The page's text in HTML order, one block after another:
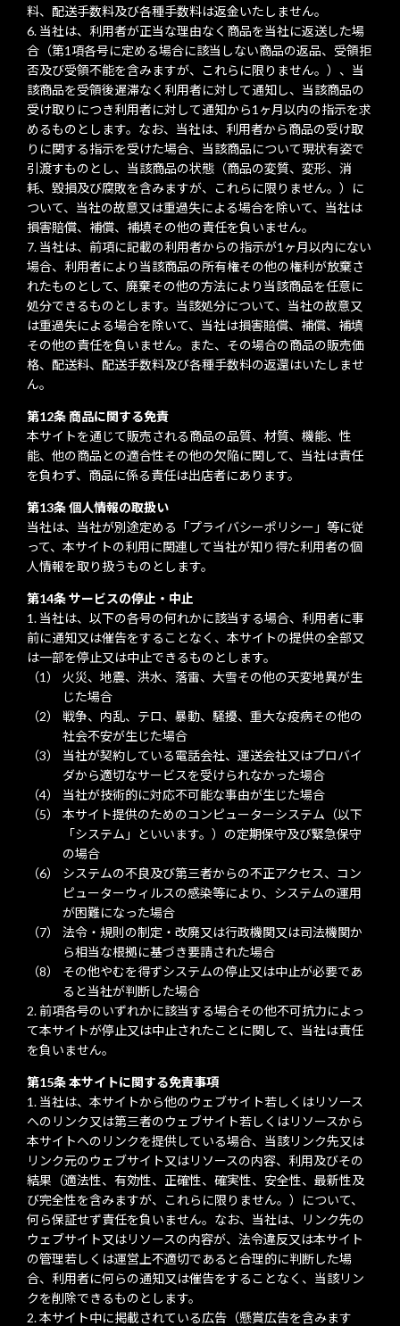
料、配送手数料及び各種手数料は返金いたしません。
当社は、利用者が正当な理由なく商品を当社に返送した場
合（第1項各号に定める場合に該当しない商品の返品、受領拒
否及び受領不能を含みますが、これらに限りません。）、当
該商品を受領後遅滞なく利用者に対して通知し、当該商品の
受け取りにつき利用者に対して通知から1ヶ月以内の指示を求
めるものとします。なお、当社は、利用者から商品の受け取
りに関する指示を受けた場合、当該商品について現状有姿で
引渡すものとし、当該商品の状態（商品の変質、変形、消
耗、毀損及び腐敗を含みますが、これらに限りません。）に
ついて、当社の故意又は重過失による場合を除いて、当社は
損害賠償、補償、補填その他の責任を負いません。
当社は、前項に記載の利用者からの指示が1ヶ月以内にない
場合、利用者により当該商品の所有権その他の権利が放棄さ
れたものとして、廃棄その他の方法により当該商品を任意に
処分できるものとします。当該処分について、当社の故意又
は重過失による場合を除いて、当社は損害賠償、補償、補填
その他の責任を負いません。また、その場合の商品の販売価
格、配送料、配送手数料及び各種手数料の返還はいたしませ
ん。
第12条 商品に関する免責
本サイトを通じて販売される商品の品質、材質、機能、性
能、他の商品との適合性その他の欠陥に関して、当社は責任
を負わず、商品に係る責任は出店者にあります。
第13条 個人情報の取扱い
当社は、当社が別途定める「プライバシーポリシー」等に従
って、本サイトの利用に関連して当社が知り得た利用者の個
人情報を取り扱うものとします。
第14条 サービスの停止・中止
当社は、以下の各号の何れかに該当する場合、利用者に事
前に通知又は催告をすることなく、本サイトの提供の全部又
は一部を停止又は中止できるものとします。
火災、地震、洪水、落雷、大雪その他の天変地異が生
じた場合
戦争、内乱、テロ、暴動、騒擾、重大な疫病その他の
社会不安が生じた場合
当社が契約している電話会社、運送会社又はプロバイ
ダから適切なサービスを受けられなかった場合
当社が技術的に対応不可能な事由が生じた場合
本サイト提供のためのコンピューターシステム（以下
「システム」といいます。）の定期保守及び緊急保守
の場合
システムの不良及び第三者からの不正アクセス、コン
ピューターウィルスの感染等により、システムの運用
が困難になった場合
法令・規則の制定・改廃又は行政機関又は司法機関か
ら相当な根拠に基づき要請された場合
その他やむを得ずシステムの停止又は中止が必要であ
ると当社が判断した場合
前項各号のいずれかに該当する場合その他不可抗力によっ
て本サイトが停止又は中止されたことに関して、当社は責任
を負いません。
第15条 本サイトに関する免責事項
当社は、本サイトから他のウェブサイト若しくはリソース
へのリンク又は第三者のウェブサイト若しくはリソースから
本サイトへのリンクを提供している場合、当該リンク先又は
リンク元のウェブサイト又はリソースの内容、利用及びその
結果（適法性、有効性、正確性、確実性、安全性、最新性及
び完全性を含みますが、これらに限りません。）について、
何ら保証せず責任を負いません。なお、当社は、リンク先の
ウェブサイト又はリソースの内容が、法令違反又は本サイト
の管理若しくは運営上不適切であると合理的に判断した場
合、利用者に何らの通知又は催告をすることなく、当該リン
クを削除できるものとします。
本サイト中に掲載されている広告（懸賞広告を含みます